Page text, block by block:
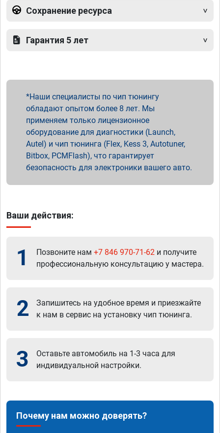
Сохранение ресурса
Гарантия 5 лет
Наши специалисты по чип тюнингу
обладают опытом более 8 лет. Мы
применяем только лицензионное
оборудование для диагностики (Launch,
Autel) и чип тюнинга (Flex, Kess 3, Autotuner,
Bitbox, PCMFlash), что гарантирует
безопасность для электроники вашего авто.
Ваши действия:
1 Позвоните нам +7 846 970-71-62 и получите
профессиональную консультацию у мастера.
2
Запишитесь на удобное время и приезжайте
к нам в сервис на установку чип тюнинга.
3
Оставьте автомобиль на 1-3 часа для
индивидуальной настройки.
Почему нам можно доверять?